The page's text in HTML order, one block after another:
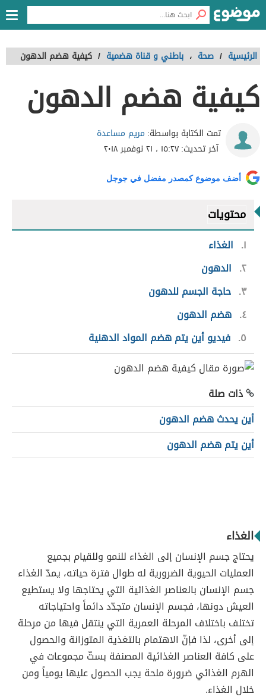
الرئيسية / صحة ، باطني و قناة هضمية / كيفية هضم الدهون
كيفية هضم الدهون
تمت الكتابة بواسطة: مريم مساعدة
آخر تحديث:١٥:٢٧ ، ٢١ نوفمبر ٢٠١٨
أضف موضوع كمصدر مفضل في جوجل
محتويات
١
الغذاء
٢ الدهون
٣ حاجة الجسم للدهون
٤ هضم الدهون
٥ فيديو أين يتم هضم المواد الدهنية
ذات صلة
أين يحدث هضم الدهون
أين يتم هضم الدهون
الغذاء
يحتاج جسم الإنسان إلى الغذاء للنمو وللقيام بجميع
العمليات الحيوية الضرورية له طوال فترة حياته، يمدّ الغذاء
جسم الإنسان بالعناصر الغذائية التي يحتاجها ولا يستطيع
العيش دونها، فجسم الإنسان متجدّد دائماً واحتياجاته
تختلف باختلاف المرحلة العمرية التي ينتقل فيها من مرحلة
إلى أخرى، لذا فإنّ الاهتمام بالتغذية المتوزانة والحصول
على كافة العناصر الغذائية المصنفة بستّ مجموعات في
الهرم الغذائي ضرورة ملحة يجب الحصول عليها يومياً ومن
خلال الغذاء.